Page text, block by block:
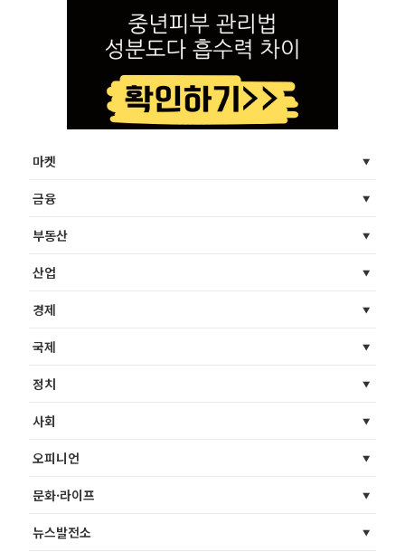
마켓
금융
부동산
산업
경제
국제
정치
사회
오피니언
문화·라이프
뉴스발전소